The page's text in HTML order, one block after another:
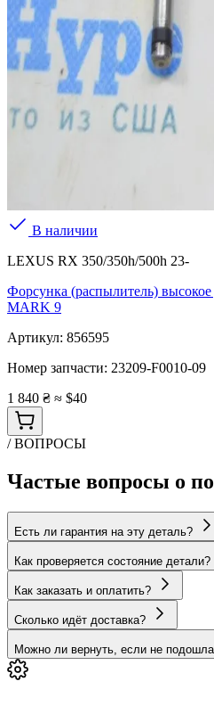
В наличии
LEXUS RX 350/350h/500h 23-
Форсунка (распылитель)
MARK 9
Артикул: 856595
Номер запчасти: 23209-F0010-09
1 840 ₴ ≈ $40
/ ВОПРОСЫ
Частые вопросы о
Есть ли гарантия на эту деталь?
Как проверяется состояние детали?
Как заказать и оплатить?
Сколько идёт доставка?
Можно ли вернуть, если не